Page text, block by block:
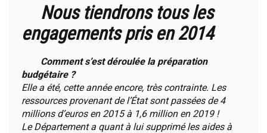
Nous tiendrons tous les
engagements pris en 2014
Comment s’est déroulée la préparation
budgétaire ?
Elle a été, cette année encore, très contrainte. Les
ressources provenant de l’État sont passées de 4
millions d’euros en 2015 à 1,6 million en 2019 !
Le Département a quant à lui supprimé les aides à